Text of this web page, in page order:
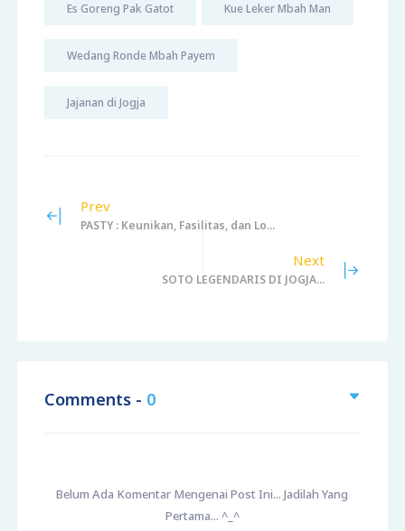
Es Goreng Pak Gatot Kue Leker Mbah Man
Wedang Ronde Mbah Payem
Jajanan di Jogja
Prev
PASTY : Keunikan, Fasilitas, dan Lo...
Next
SOTO LEGENDARIS DI JOGJA...
Comments - 0
Belum Ada Komentar Mengenai Post Ini... Jadilah Yang
Pertama... ^_^